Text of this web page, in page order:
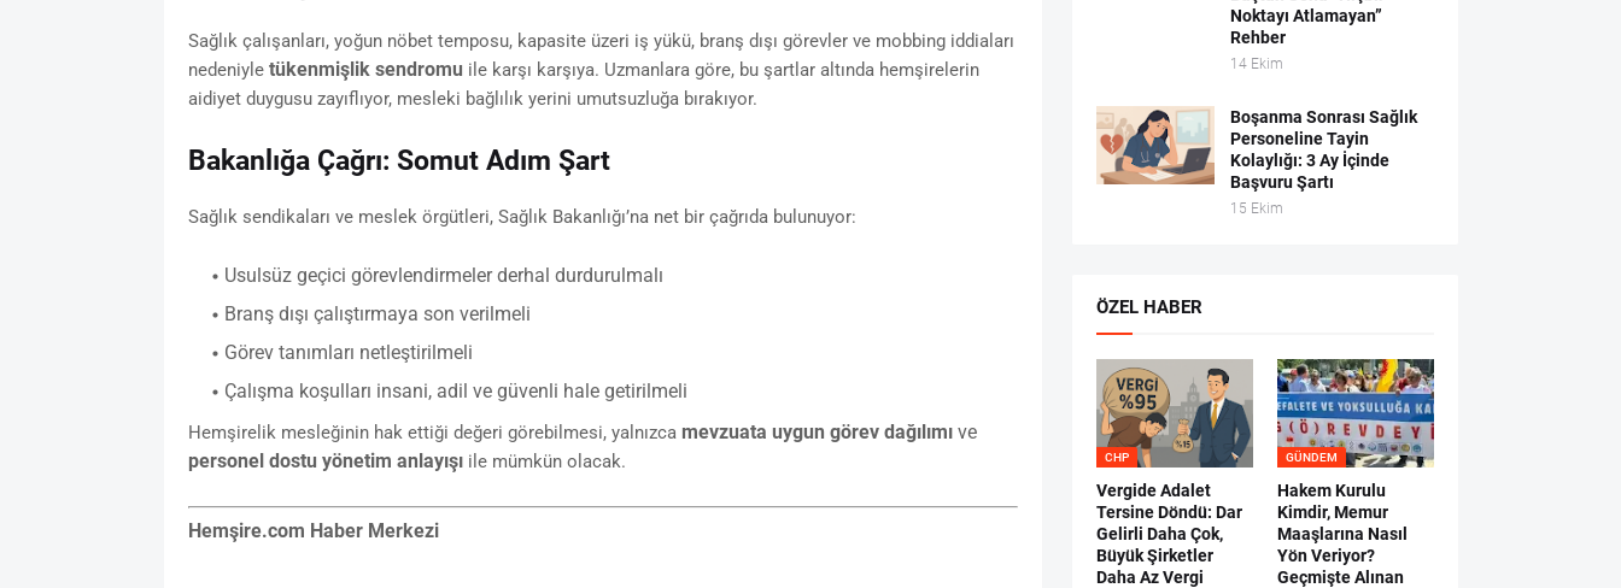
Sağlık çalışanları, yoğun nöbet temposu, kapasite üzeri iş yükü, branş dışı görevler ve mobbing iddiaları
nedeniyle tükenmişlik sendromu ile karşı karşıya. Uzmanlara göre, bu şartlar altında hemşirelerin
aidiyet duygusu zayıflıyor, mesleki bağlılık yerini umutsuzluğa bırakıyor.
Bakanlığa Çağrı: Somut Adım Şart
Sağlık sendikaları ve meslek örgütleri, Sağlık Bakanlığı’na net bir çağrıda bulunuyor:
Usulsüz geçici görevlendirmeler derhal durdurulmalı
Branş dışı çalıştırmaya son verilmeli
Görev tanımları netleştirilmeli
Çalışma koşulları insani, adil ve güvenli hale getirilmeli
Hemşirelik mesleğinin hak ettiği değeri görebilmesi, yalnızca mevzuata uygun görev dağılımıve
personel dostu yönetim anlayışıile mümkün olacak.
Hemşire.com Haber Merkezi
Noktayı Atlamayan”
Rehber
14 Ekim
Boşanma Sonrası Sağlık
Personeline Tayin
Kolaylığı: 3 Ay İçinde
Başvuru Şartı
15 Ekim
ÖZEL HABER
CHP
Vergide Adalet
Tersine Döndü: Dar
Gelirli Daha Çok,
Büyük Şirketler
Daha Az Vergi
GÜNDEM
Hakem Kurulu
Kimdir, Memur
Maaşlarına Nasıl
Yön Veriyor?
Geçmişte Alınan